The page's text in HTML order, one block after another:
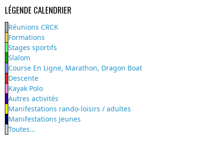
LÉGENDE CALENDRIER
Réunions CRCK
Formations
Stages sportifs
Slalom
Course En Ligne, Marathon, Dragon Boat
Descente
Kayak Polo
Autres activités
Manifestations rando-loisirs / adultes
Manifestations Jeunes
Toutes…